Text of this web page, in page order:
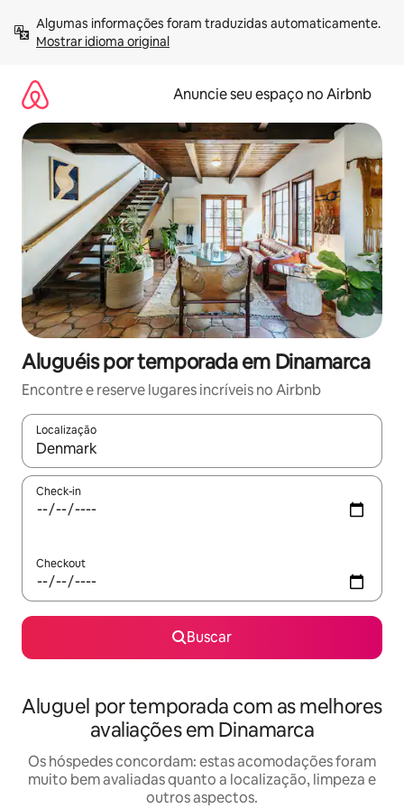
para
Mostrar idioma original
Anuncie seu espaço no Airbnb
Aluguéis por temporada em Dinamarca
Encontre e reserve lugares incríveis no Airbnb
Localização
Quando os resultados estiverem disponíveis, explore-os
Check-in
Checkout
Buscar
Aluguel por temporada com as melhores
avaliações em Dinamarca
Os hóspedes concordam: estas acomodações foram
muito bem avaliadas quanto a localização, limpeza e
outros aspectos.